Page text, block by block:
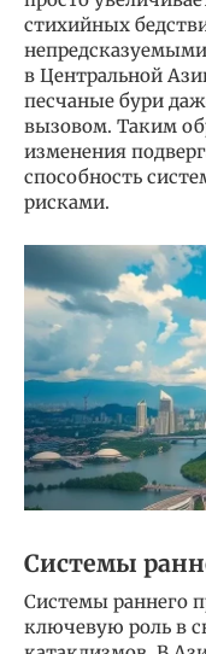
стихийных
в Центральной
песчаные бури
вызовом. Таким
изменения
способность
рисками.
Системы
Системы раннего
ключевую роль в